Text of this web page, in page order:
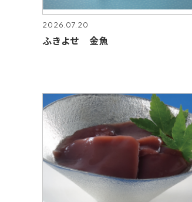
2026.07.20
ふきよせ 金魚